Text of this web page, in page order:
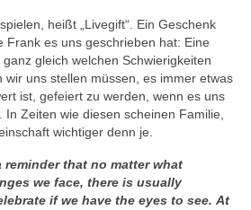
heißt „Livegift“. Ein Geschenk
Frank es uns geschrieben hat: Eine
gleich welchen Schwierigkeiten
wir uns stellen müssen, es immer etwas
ist, gefeiert zu werden, wenn es uns
In Zeiten wie diesen scheinen Familie,
wichtiger denn je.
reminder that no matter what
we face, there is usually
if we have the eyes to see. At